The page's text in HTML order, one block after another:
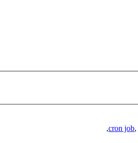
cron job,
,